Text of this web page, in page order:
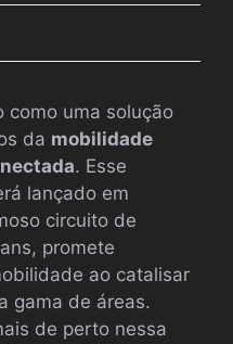
como uma solução
da mobilidade
. Esse
lançado em
circuito de
promete
ao catalisar
gama de áreas.
de perto nessa